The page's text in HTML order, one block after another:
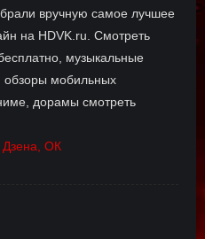
вручную самое лучшее
на HDVK.ru. Смотреть
музыкальные
обзоры мобильных
дорамы смотреть
Дзена, ОК